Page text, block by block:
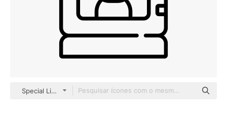
Special Lineal